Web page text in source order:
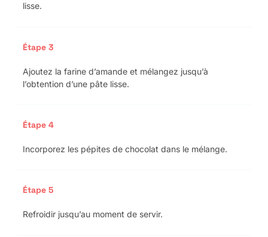
lisse.
Étape 3
Ajoutez la farine d’amande et mélangez jusqu’à
l’obtention d’une pâte lisse.
Étape 4
Incorporez les pépites de chocolat dans le mélange.
Étape 5
Refroidir jusqu’au moment de servir.